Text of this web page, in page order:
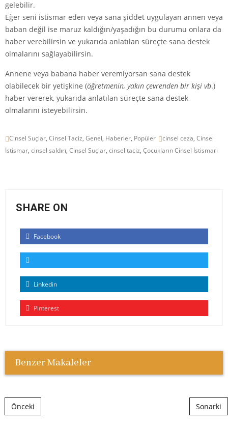
gelebilir.
Eğer seni istismar eden veya sana şiddet uygulayan annen veya
baban değil ise maruz kaldığın/yaşadığın bu durumu onlara da
haber verebilirsin ve yukarıda anlatılan süreçte sana destek
olmalarını sağlayabilirsin.
Annene veya babana haber veremiyorsan sana destek
olabilecek bir yetişkine (öğretmenin, yakın çevrenden bir kişi vb.)
haber vererek, yukarıda anlatılan süreçte sana destek
olmalarını isteyebilirsin.
Cinsel Suçlar, Cinsel Taciz, Genel, Haberler, Popüler cinsel ceza, Cinsel
İstismar, cinsel saldırı, Cinsel Suçlar, cinsel taciz, Çocukların Cinsel İstismarı
SHARE ON
Facebook
Linkedin
Pinterest
Benzer Makaleler
Post navigation
Önceki Sonarki